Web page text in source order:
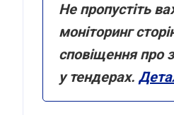
Не пропустіть
моніторинг
сповіщення про
у тендерах.